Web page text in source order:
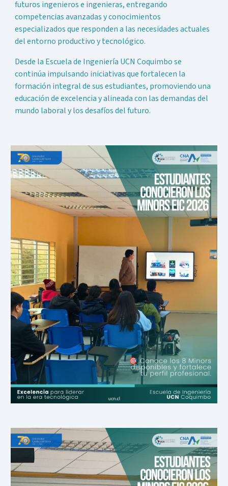
futuros ingenieros e ingenieras, entregando
competencias avanzadas y conocimientos
especializados que responden a las necesidades actuales
del entorno productivo y tecnológico.
Desde la Escuela de Ingeniería UCN Coquimbo se
continúa impulsando iniciativas que fortalecen la
formación integral de sus estudiantes, promoviendo una
educación de excelencia y alineada con las demandas del
mundo laboral y los desafíos del futuro.